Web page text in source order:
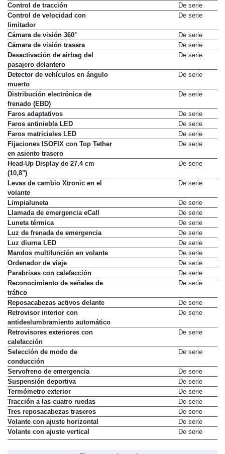
Control de tracción
De serie
Control de velocidad con
limitador
De serie
Cámara de visión 360°
De serie
Cámara de visión trasera
De serie
Desactivación de airbag del
pasajero delantero
De serie
Detector de vehículos en ángulo
muerto
De serie
Distribución electrónica de
frenado (EBD)
De serie
Faros adaptativos
De serie
Faros antiniebla LED
De serie
Faros matriciales LED
De serie
Fijaciones ISOFIX con Top Tether
en asiento trasero
De serie
Head-Up Display de 27,4 cm
(10,8")
De serie
Levas de cambio Xtronic en el
volante
De serie
Limpialuneta
De serie
Llamada de emergencia eCall
De serie
Luneta térmica
De serie
Luz de frenada de emergencia
De serie
Luz diurna LED
De serie
Mandos multifunción en volante
De serie
Ordenador de viaje
De serie
Parabrisas con calefacción
De serie
Reconocimiento de señales de
tráfico
De serie
Reposacabezas activos delante
De serie
Retrovisor interior con
antideslumbramiento automático
De serie
Retrovisores exteriores con
calefacción
De serie
Selección de modo de
conducción
De serie
Servofreno de emergencia
De serie
Suspensión deportiva
De serie
Termómetro exterior
De serie
Tracción a las cuatro ruedas
De serie
Tres reposacabezas traseros
De serie
Volante con ajuste horizontal
De serie
Volante con ajuste vertical
De serie